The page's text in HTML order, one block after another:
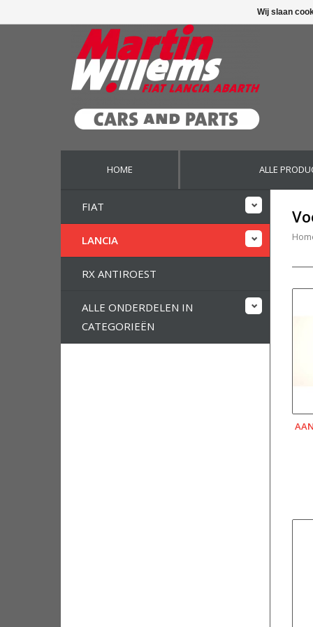
HOME ALLE
FIAT
LANCIA
RX ANTIROEST
ALLE ONDERDELEN IN
CATEGORIEËN
Wij slaan